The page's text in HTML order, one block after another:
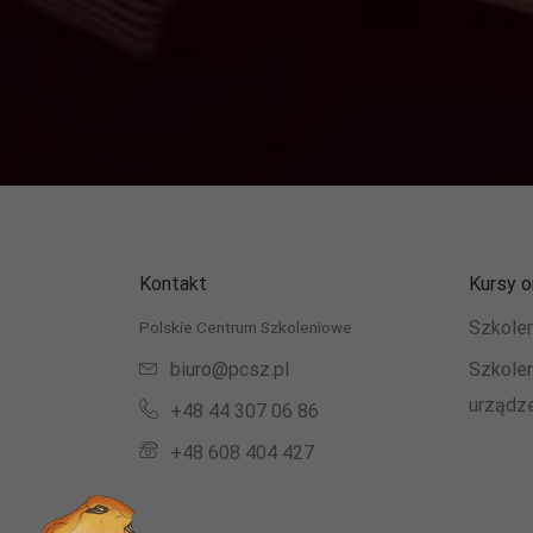
Kontakt
Polskie Centrum Szkoleniowe
biuro@pcsz.pl
+48 44 307 06 86
+48 608 404 427
Kursy